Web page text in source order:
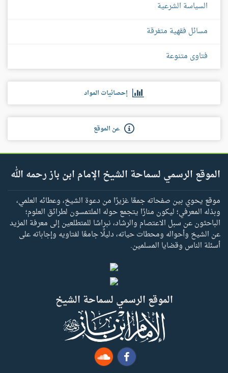
السياسة الشرعية
مسائل فقهية متفرقة
فتاوى متنوعة
إحصائيات المواد
عن الموقع
الموقع الرسمي لسماحة الشيخ الإمام ابن باز رحمه الله
موقع يحوي بين صفحاته جمعًا غزيرًا من دعوة الشيخ، وعطائه العلمي،
وبذله المعرفي؛ ليكون منارًا يتجمع حوله الملتمسون لطرائق العلوم؛
الباحثون عن سبل الاعتصام والرشاد، نبراسًا للمتطلعين إلى معرفة المزيد
عن الشيخ وأحواله ومحطات حياته، دليلًا جامعًا لفتاويه وإجاباته على
أسئلة الناس وقضايا المسلمين.
الموقع الرسمي لسماحة الشيخ